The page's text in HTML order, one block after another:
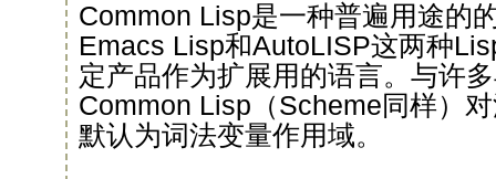
Common Lisp是一种普遍用途的
Emacs Lisp和AutoLISP这两种
定产品作为扩展用的语言。与许
Common Lisp（Scheme同样）
默认为词法变量作用域。